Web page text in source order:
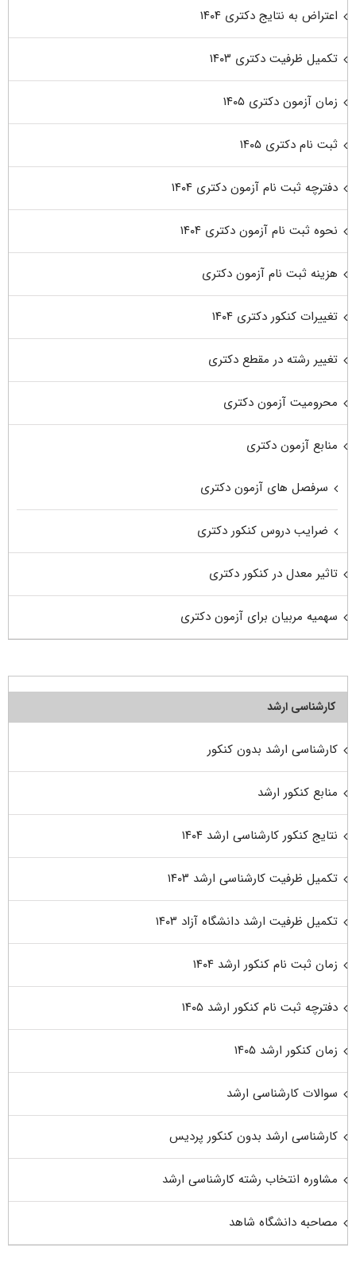
اعتراض به نتایج دکتری ۱۴۰۴
تکمیل ظرفیت دکتری ۱۴۰۳
زمان آزمون دکتری ۱۴۰۵
ثبت نام دکتری ۱۴۰۵
دفترچه ثبت نام آزمون دکتری ۱۴۰۴
نحوه ثبت نام آزمون دکتری ۱۴۰۴
هزینه ثبت نام آزمون دکتری
تغییرات کنکور دکتری ۱۴۰۴
تغییر رشته در مقطع دکتری
محرومیت آزمون دکتری
منابع آزمون دکتری
سرفصل های آزمون دکتری
ضرایب دروس کنکور دکتری
تاثیر معدل در کنکور دکتری
سهمیه مربیان برای آزمون دکتری
کارشناسی ارشد
کارشناسی ارشد بدون کنکور
منابع کنکور ارشد
نتایج کنکور کارشناسی ارشد ۱۴۰۴
تکمیل ظرفیت کارشناسی ارشد ۱۴۰۳
تکمیل ظرفیت ارشد دانشگاه آزاد ۱۴۰۳
زمان ثبت نام کنکور ارشد ۱۴۰۴
دفترچه ثبت نام کنکور ارشد ۱۴۰۵
زمان کنکور ارشد ۱۴۰۵
سوالات کارشناسی ارشد
کارشناسی ارشد بدون کنکور پردیس
مشاوره انتخاب رشته کارشناسی ارشد
مصاحبه دانشگاه شاهد